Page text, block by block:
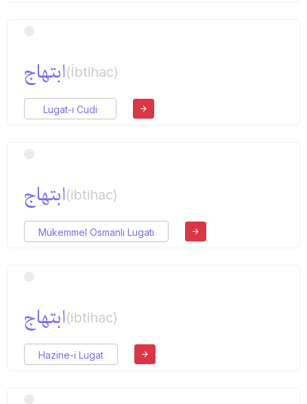
ابتهاج(İbtihac)
Lugat-ı Cudi
ابتهاج(ibtihac)
Mükemmel Osmanlı Lugatı
ابتهاج(ibtihac)
Hazine-i Lugat